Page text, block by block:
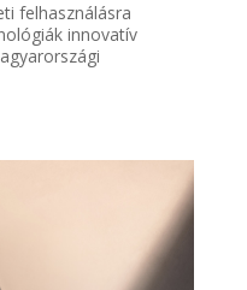
felhasználásra
innovatív